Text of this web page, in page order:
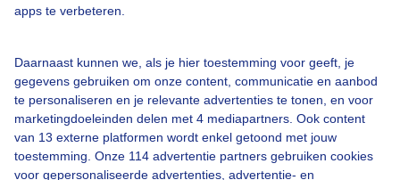
apps te verbeteren.
Daarnaast kunnen we, als je hier toestemming voor geeft, je
gegevens gebruiken om onze content, communicatie en aanbod
te personaliseren en je relevante advertenties te tonen, en voor
marketingdoeleinden delen met 4 mediapartners. Ook content
van 13 externe platformen wordt enkel getoond met jouw
toestemming. Onze 114 advertentie partners gebruiken cookies
voor gepersonaliseerde advertenties, advertentie- en
Gebruikersvoorwaarden
Privacy beleid
Cookie beleid
Privacy instellingen